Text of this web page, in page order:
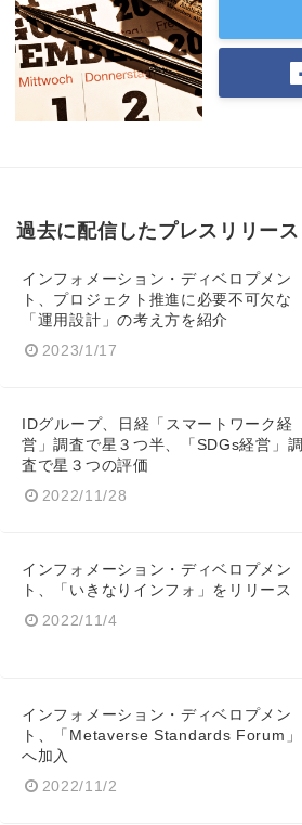
過去に配信したプレスリリース
インフォメーション・ディベロプメン
ト、プロジェクト推進に必要不可欠な
「運用設計」の考え方を紹介
2023/1/17
IDグループ、日経「スマートワーク経
営」調査で星３つ半、「SDGs経営」調
査で星３つの評価
2022/11/28
インフォメーション・ディベロプメン
ト、「いきなりインフォ」をリリース
2022/11/4
インフォメーション・ディベロプメン
ト、「Metaverse Standards Forum」
へ加入
2022/11/2